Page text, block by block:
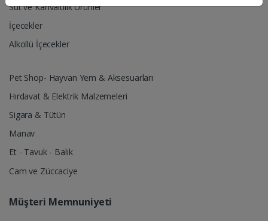
Süt ve Kahvaltılık Ürünler
İçecekler
Alkollü İçecekler
Pet Shop- Hayvan Yem & Aksesuarları
Hırdavat & Elektrik Malzemeleri
Sigara & Tütün
Manav
Et - Tavuk - Balık
Cam ve Züccaciye
Müşteri Memnuniyeti